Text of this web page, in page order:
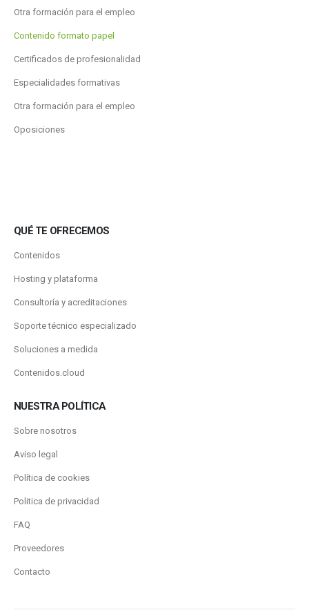
Otra formación para el empleo
Contenido formato papel
Certificados de profesionalidad
Especialidades formativas
Otra formación para el empleo
Oposiciones
QUÉ TE OFRECEMOS
Contenidos
Hosting y plataforma
Consultoría y acreditaciones
Soporte técnico especializado
Soluciones a medida
Contenidos.cloud
NUESTRA POLÍTICA
Sobre nosotros
Aviso legal
Política de cookies
Politica de privacidad
FAQ
Proveedores
Contacto